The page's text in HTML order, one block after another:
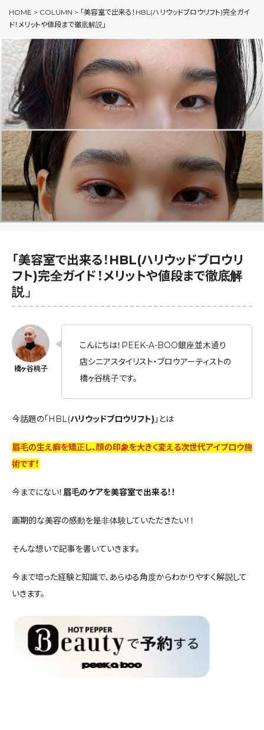
HOME > COLUMN > 「美容室で出来る！HBL(ハリウッドブロウリフト)完全ガイ
ド！メリットや値段まで徹底解説」
「美容室で出来る！HBL(ハリウッドブロウリ
フト)完全ガイド！メリットや値段まで徹底解
説」
こんにちは！PEEK-A-BOO銀座並木通り
店シニアスタイリスト・ブロウアーティストの
橋ヶ谷桃子です。
今話題の「HBL(ハリウッドブロウリフト) 」とは
眉毛の生え癖を矯正し、顔の印象を大きく変える次世代アイブロウ施
術です！
今までにない！ 眉毛のケアを美容室で出来る！！
画期的な美容の感動を是非体験していただきたい！！
そんな想いで記事を書いていきます。
今まで培った経験と知識で、あらゆる角度からわかりやすく解説して
いきます。